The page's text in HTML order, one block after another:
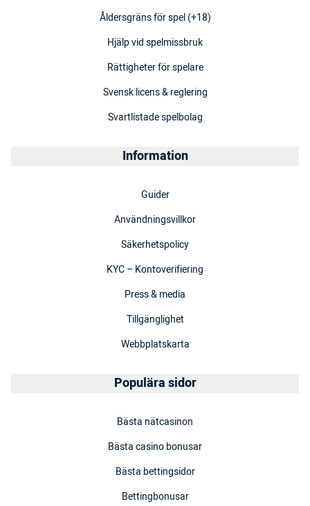
Åldersgräns för spel (+18)
Hjälp vid spelmissbruk
Rättigheter för spelare
Svensk licens & reglering
Svartlistade spelbolag
Information
Guider
Användningsvillkor
Säkerhetspolicy
KYC – Kontoverifiering
Press & media
Tillgänglighet
Webbplatskarta
Populära sidor
Bästa nätcasinon
Bästa casino bonusar
Bästa bettingsidor
Bettingbonusar